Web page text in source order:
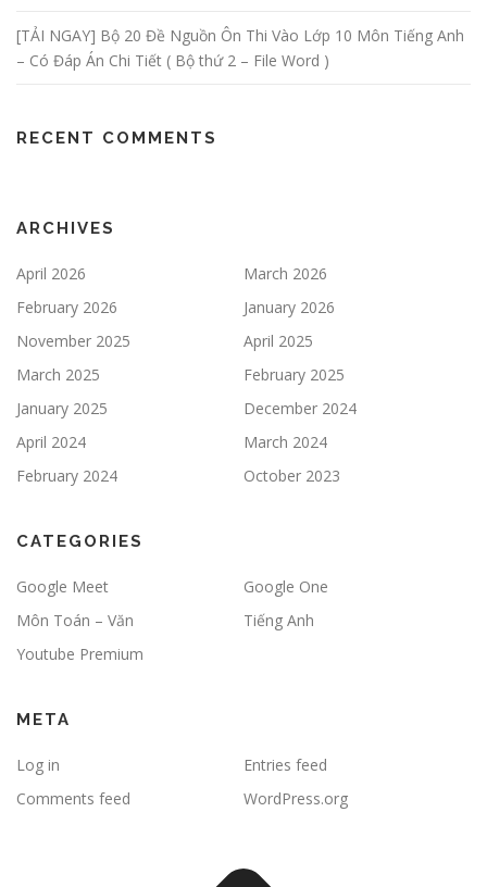
[TẢI NGAY] Bộ 20 Đề Nguồn Ôn Thi Vào Lớp 10 Môn Tiếng Anh
– Có Đáp Án Chi Tiết ( Bộ thứ 2 – File Word )
RECENT COMMENTS
ARCHIVES
April 2026
March 2026
February 2026
January 2026
November 2025
April 2025
March 2025
February 2025
January 2025
December 2024
April 2024
March 2024
February 2024
October 2023
CATEGORIES
Google Meet
Google One
Môn Toán – Văn
Tiếng Anh
Youtube Premium
META
Log in
Entries feed
Comments feed
WordPress.org